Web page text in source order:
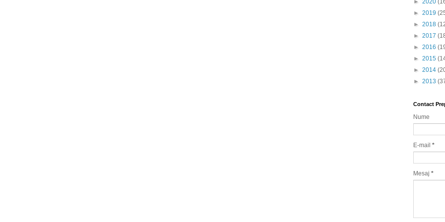
► 2020
► 2019
► 2018
► 2017
► 2016
► 2015
► 2014
► 2013
Contact
Nume
E-mail *
Mesaj *